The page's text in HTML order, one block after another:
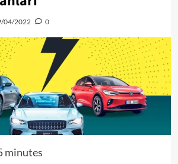
04/2022 0
minutes